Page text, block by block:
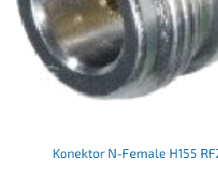
Konektor N-Female H155